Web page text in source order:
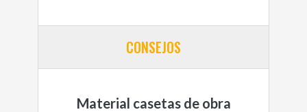
CONSEJOS
Material casetas de obra